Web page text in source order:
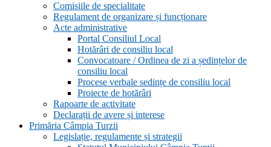
Comisiile de specialitate
Regulament de organizare și funcționare
Acte administrative
Portal Consiliul Local
Hotărâri de consiliu local
Convocatoare / Ordinea de zi a ședințelor de
consiliu local
Procese verbale sedințe de consiliu local
Proiecte de hotărâri
Rapoarte de activitate
Declarații de avere și interese
Primăria Câmpia Turzii
Legislație, regulamente și strategii